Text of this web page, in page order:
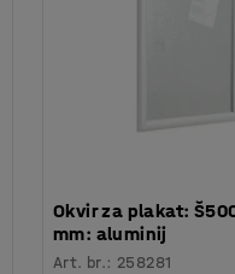
Okvir za plakat:
mm: aluminij
Art. br.: 258281